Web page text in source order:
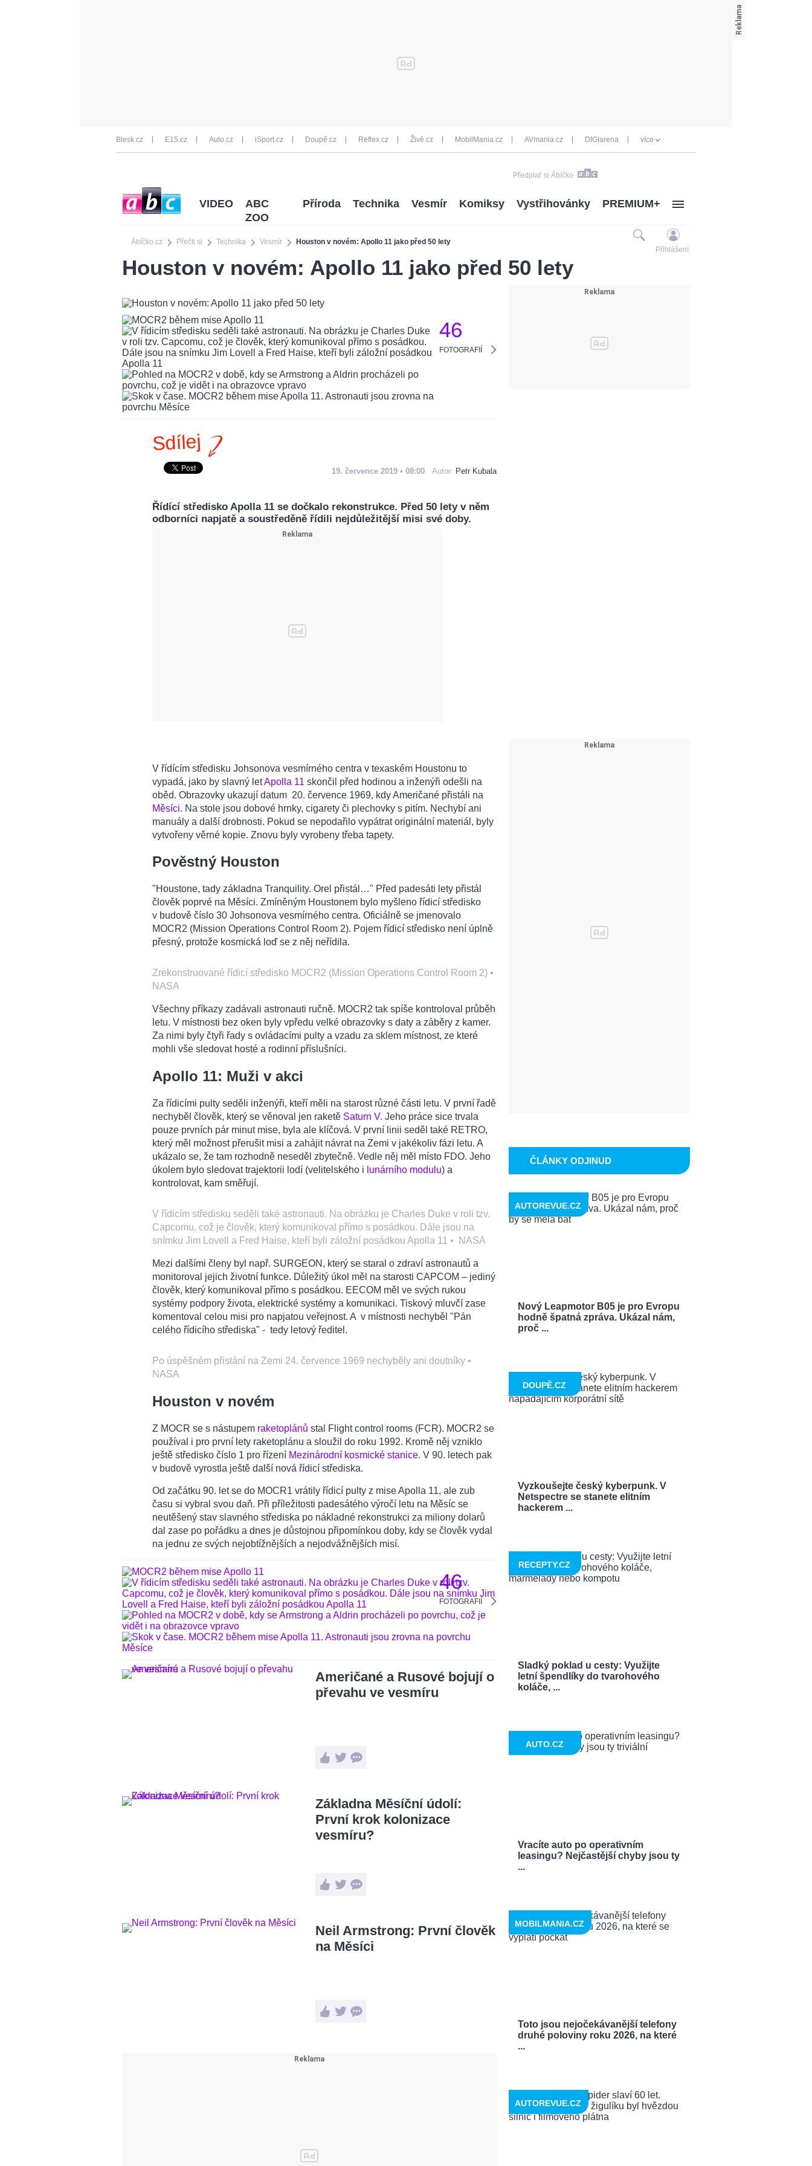
Blesk.cz E15.cz Auto.cz iSport.cz Doupě.cz Reflex.cz Živě.cz MobilMania.cz AVmania.cz DIGIarena více
Předplať si Ábíčko
Ábíčko.cz Přečti si Technika Vesmír Houston v novém: Apollo 11 jako před 50 lety
VIDEO
ABC
ZOO
Příroda Technika Vesmír Komiksy Vystřihovánky PREMIUM+
Přihlášení
Houston v novém: Apollo 11 jako před 50 lety
46
FOTOGRAFIÍ
Sdílej
19. července 2019 • 08:00 Autor: Petr Kubala
Řídící středisko Apolla 11 se dočkalo rekonstrukce. Před 50 lety v něm
odborníci napjatě a soustředěně řídili nejdůležitější misi své doby.
V řídícím středisku Johsonova vesmírného centra v texaském Houstonu to
vypadá, jako by slavný letApolla 11 skončil před hodinou a inženýři odešli na
oběd. Obrazovky ukazují datum 20. července 1969, kdy Američané přistáli na
Měsíci. Na stole jsou dobové hrnky, cigarety či plechovky s pitím. Nechybí ani
manuály a další drobnosti. Pokud se nepodařilo vypátrat originální materiál, byly
vytvořeny věrné kopie. Znovu byly vyrobeny třeba tapety.
Pověstný Houston
"Houstone, tady základna Tranquility. Orel přistál…" Před padesáti lety přistál
člověk poprvé na Měsíci. Zmíněným Houstonem bylo myšleno řídicí středisko
v budově číslo 30 Johsonova vesmírného centra. Oficiálně se jmenovalo
MOCR2 (Mission Operations Control Room 2). Pojem řídicí středisko není úplně
přesný, protože kosmická loď se z něj neřídila.
Zrekonstruované řídicí středisko MOCR2 (Mission Operations Control Room 2) •
NASA
Všechny příkazy zadávali astronauti ručně. MOCR2 tak spíše kontroloval průběh
letu. V místnosti bez oken byly vpředu velké obrazovky s daty a záběry z kamer.
Za nimi byly čtyři řady s ovládacími pulty a vzadu za sklem místnost, ze které
mohli vše sledovat hosté a rodinní příslušníci.
Apollo 11: Muži v akci
Za řídicími pulty seděli inženýři, kteří měli na starost různé části letu. V první řadě
nechyběl člověk, který se věnoval jen raketě Saturn V. Jeho práce sice trvala
pouze prvních pár minut mise, byla ale klíčová. V první linii seděl také RETRO,
který měl možnost přerušit misi a zahájit návrat na Zemi v jakékoliv fázi letu. A
ukázalo se, že tam rozhodně neseděl zbytečně. Vedle něj měl místo FDO. Jeho
úkolem bylo sledovat trajektorii lodí (velitelského i lunárního modulu) a
kontrolovat, kam směřují.
V řídicím středisku seděli také astronauti. Na obrázku je Charles Duke v roli tzv.
Capcomu, což je člověk, který komunikoval přímo s posádkou. Dále jsou na
snímku Jim Lovell a Fred Haise, kteří byli záložní posádkou Apolla 11 • NASA
Mezi dalšími členy byl např. SURGEON, který se staral o zdraví astronautů a
monitoroval jejich životní funkce. Důležitý úkol měl na starosti CAPCOM – jediný
člověk, který komunikoval přímo s posádkou. EECOM měl ve svých rukou
systémy podpory života, elektrické systémy a komunikaci. Tiskový mluvčí zase
komentoval celou misi pro napjatou veřejnost. A v místnosti nechyběl "Pán
celého řídicího střediska" - tedy letový ředitel.
Po úspěšném přistání na Zemi 24. července 1969 nechyběly ani doutníky •
NASA
Houston v novém
Z MOCR se s nástupem raketoplánů stal Flight control rooms (FCR). MOCR2 se
používal i pro první lety raketoplánu a sloužil do roku 1992. Kromě něj vzniklo
ještě středisko číslo 1 pro řízení Mezinárodní kosmické stanice. V 90. letech pak
v budově vyrostla ještě další nová řídicí střediska.
Od začátku 90. let se do MOCR1 vrátily řídicí pulty z mise Apolla 11, ale zub
času si vybral svou daň. Při příležitosti padesátého výročí letu na Měsíc se
neutěšený stav slavného střediska po nákladné rekonstrukci za miliony dolarů
dal zase po pořádku a dnes je důstojnou připomínkou doby, kdy se člověk vydal
na jednu ze svých nejobtížnějších a nejodvážnějších misí.
46
FOTOGRAFIÍ
Američané a Rusové bojují o
převahu ve vesmíru
Základna Měsíční údolí:
První krok kolonizace
vesmíru?
Neil Armstrong: První člověk
na Měsíci
ČLÁNKY ODJINUD
Nový Leapmotor B05 je pro Evropu
hodně špatná zpráva. Ukázal nám,
proč ...
AUTOREVUE.CZ
Vyzkoušejte český kyberpunk. V
Netspectre se stanete elitním
hackerem ...
DOUPĚ.CZ
Sladký poklad u cesty: Využijte
letní špendlíky do tvarohového
koláče, ...
RECEPTY.CZ
Vracíte auto po operativním
leasingu? Nejčastější chyby jsou ty
...
AUTO.CZ
Toto jsou nejočekávanější telefony
druhé poloviny roku 2026, na které
...
MOBILMANIA.CZ
AUTOREVUE.CZ